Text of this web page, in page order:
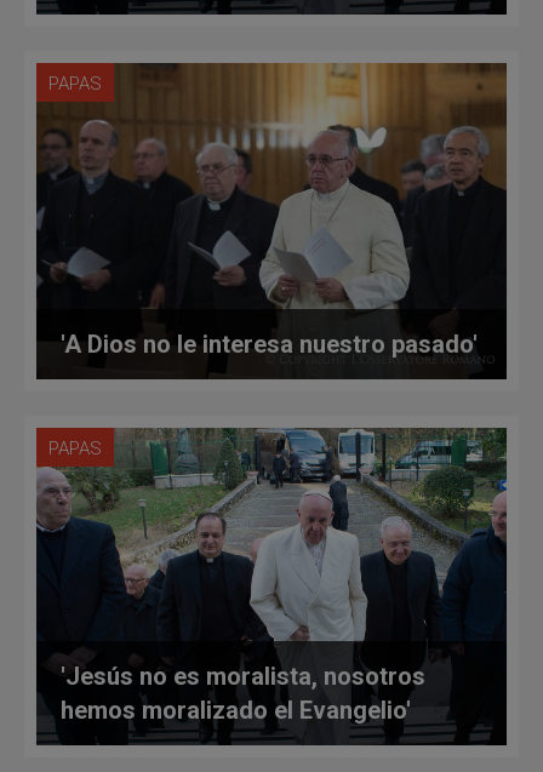
PAPAS
'A Dios no le interesa nuestro pasado'
PAPAS
'Jesús no es moralista, nosotros
hemos moralizado el Evangelio'